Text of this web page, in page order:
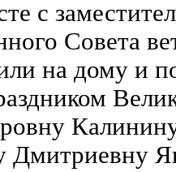
с
Совета
на дому и
Дмитриевну